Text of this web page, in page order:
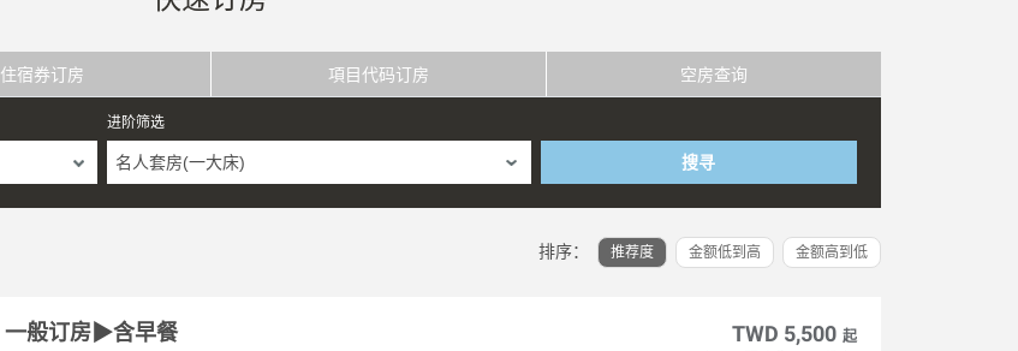
住宿券订房 項目代码订房 空房查询
进阶筛选
名人套房(一大床) 搜寻
排序： 推荐度 金额低到高 金额高到低
一般订房▶含早餐 TWD 5,500 起